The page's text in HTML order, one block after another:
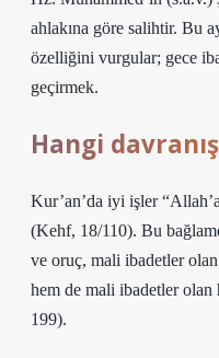
ahlakına göre salihtir. Bu
özelliğini vurgular; gece
geçirmek.
Hangi
Kur’an’da iyi işler
(Kehf, 18/110). Bu
ve oruç, mali ibadetler
hem de mali ibadetler
199).